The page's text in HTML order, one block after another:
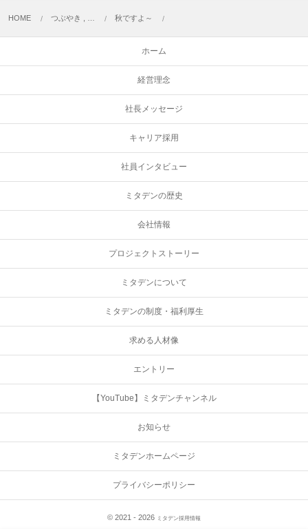
HOME つぶやき , … 秋ですよ～
ホーム
経営理念
社長メッセージ
キャリア採用
社員インタビュー
ミタデンの歴史
会社情報
プロジェクトストーリー
ミタデンについて
ミタデンの制度・福利厚生
求める人材像
エントリー
【YouTube】ミタデンチャンネル
お知らせ
ミタデンホームページ
プライバシーポリシー
© 2021 - 2026 ミタデン採用情報